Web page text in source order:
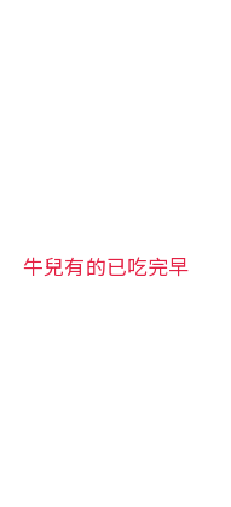
牛兒有的已吃完早